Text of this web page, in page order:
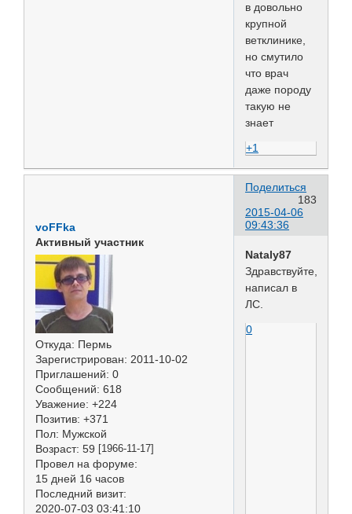
в довольно
крупной
ветклинике,
но смутило
что врач
даже породу
такую не
знает
+1
Поделиться
183
2015-04-06
09:43:36
voFFka
Активный участник
Откуда: Пермь
Зарегистрирован: 2011-10-02
Приглашений: 0
Сообщений: 618
Уважение: +224
Позитив: +371
Пол: Мужской
Возраст: 59 [1966-11-17]
Провел на форуме:
15 дней 16 часов
Последний визит:
2020-07-03 03:41:10
Nataly87
Здравствуйте,
написал в
ЛС.
0